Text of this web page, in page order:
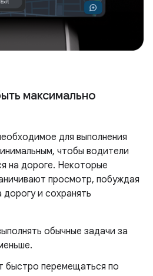
максимально
для выполнения
чтобы водители
на дороге. Некоторые
просмотр, побуждая
и сохранять
обычные задачи за
быстро перемещаться по